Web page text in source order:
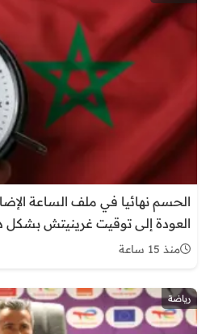
الحسم نهائيا في ملف الساعة
العودة إلى توقيت غرينيتش بشكل
منذ 15 ساعة
رياضة